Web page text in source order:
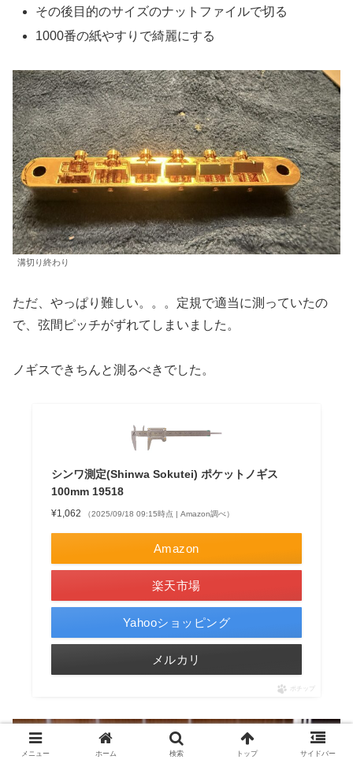
その後目的のサイズのナットファイルで切る
1000番の紙やすりで綺麗にする
溝切り終わり
ただ、やっぱり難しい。。。定規で適当に測っていたの
で、弦間ピッチがずれてしまいました。
ノギスできちんと測るべきでした。
シンワ測定(Shinwa Sokutei) ポケットノギス
100mm 19518
¥1,062 （2025/09/18 09:15時点 | Amazon調べ）
Amazon
楽天市場
Yahooショッピング
メルカリ
ポチップ
メニュー ホーム 検索 トップ サイドバー